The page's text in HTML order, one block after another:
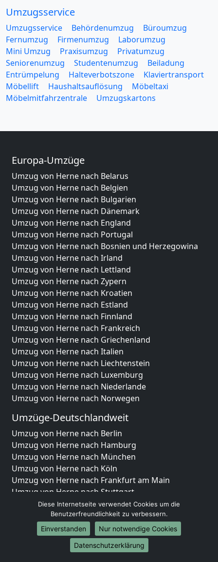
Umzugsservice
Umzugsservice Behördenumzug
Büroumzug
Fernumzug
Firmenumzug
Laborumzug
Mini Umzug
Praxisumzug
Privatumzug
Seniorenumzug
Studentenumzug
Beiladung
Entrümpelung
Halteverbotszone
Klaviertransport
Möbellift
Haushaltsauflösung
Möbeltaxi
Möbelmitfahrzentrale
Umzugskartons
Europa-Umzüge
Umzug von Herne nach Belarus
Umzug von Herne nach Belgien
Umzug von Herne nach Bulgarien
Umzug von Herne nach Dänemark
Umzug von Herne nach England
Umzug von Herne nach Portugal
Umzug von Herne nach Bosnien und Herzegowina
Umzug von Herne nach Irland
Umzug von Herne nach Lettland
Umzug von Herne nach Zypern
Umzug von Herne nach Kroatien
Umzug von Herne nach Estland
Umzug von Herne nach Finnland
Umzug von Herne nach Frankreich
Umzug von Herne nach Griechenland
Umzug von Herne nach Italien
Umzug von Herne nach Liechtenstein
Umzug von Herne nach Luxemburg
Umzug von Herne nach Niederlande
Umzug von Herne nach Norwegen
Umzüge-Deutschlandweit
Umzug von Herne nach Berlin
Umzug von Herne nach Hamburg
Umzug von Herne nach München
Umzug von Herne nach Köln
Umzug von Herne nach Frankfurt am Main
Umzug von Herne nach Stuttgart
Umzug von Herne nach Düsseldorf
Umzug von Herne nach Leipzig
Umzug von Herne nach Dortmund
Umzug von Herne nach Essen
Umzug von Herne nach Bremen
Diese Internetseite verwendet Cookies um die
Benutzerfreundlichkeit zu verbessern.
Einverstanden
Nur notwendige Cookies
Datenschutzerklärung